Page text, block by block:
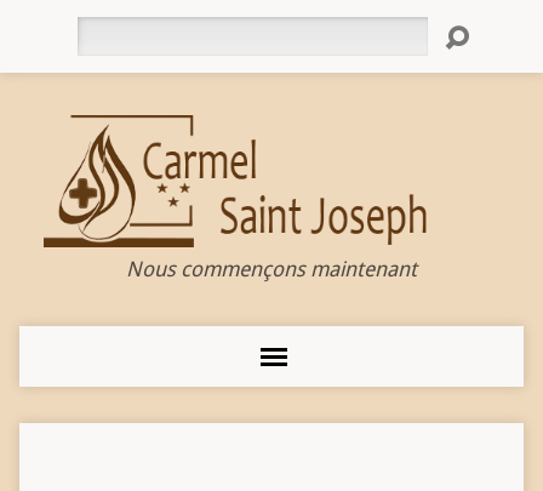
Nous commençons maintenant